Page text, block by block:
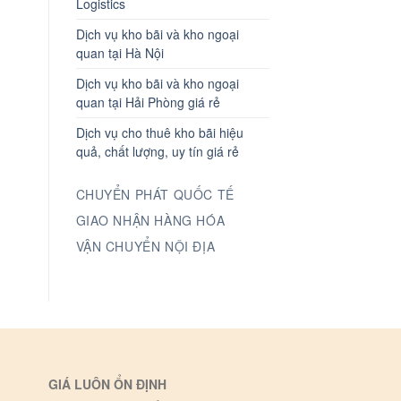
Dịch vụ kho bãi và kho ngoại
quan tại Hà Nội
Dịch vụ kho bãi và kho ngoại
quan tại Hải Phòng giá rẻ
Dịch vụ cho thuê kho bãi hiệu
quả, chất lượng, uy tín giá rẻ
CHUYỂN PHÁT QUỐC TẾ
GIAO NHẬN HÀNG HÓA
VẬN CHUYỂN NỘI ĐỊA
GIÁ LUÔN ỔN ĐỊNH